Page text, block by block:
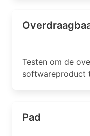
Testen om de
softwareproduct
Pad